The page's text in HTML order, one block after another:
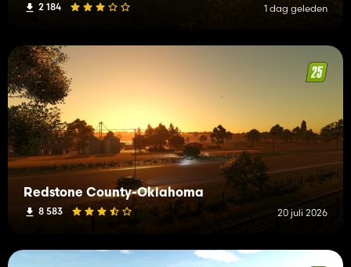
2 184 1 dag geleden
Redstone County-Oklahoma
8 583 20 juli 2026